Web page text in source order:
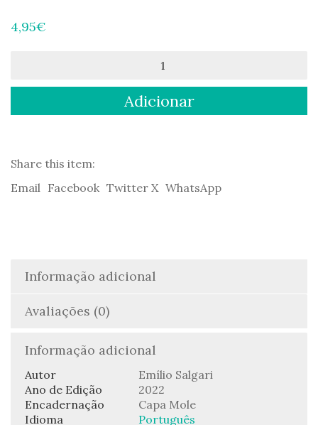
4,95€
Sandokan:
reconquista
-
Salgari
Adicionar
Share this item:
Email Facebook Twitter X WhatsApp
Informação adicional
Avaliações (0)
Informação adicional
Autor
Emílio Salgari
Ano de Edição
2022
Encadernação
Capa Mole
Idioma
Português